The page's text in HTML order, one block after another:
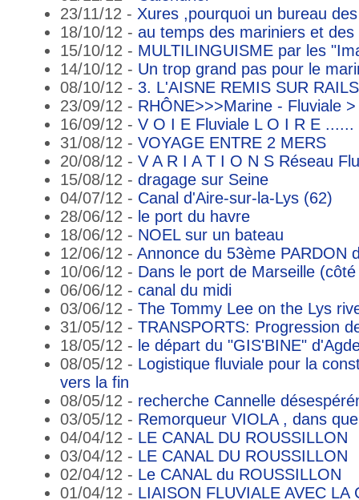
23/11/12 - Xures ,pourquoi un bureau
18/10/12 - au temps des mariniers et des
15/10/12 - MULTILINGUISME par les
14/10/12 - Un trop grand pas pour le
08/10/12 - 3. L'AISNE REMIS SUR
23/09/12 - RHÔNE>>>Marine - Fluviale
16/09/12 - V O I E Fluviale L O I R E ......
31/08/12 - VOYAGE ENTRE 2 MERS
20/08/12 - V A R I A T I O N S Réseau
15/08/12 - dragage sur Seine
04/07/12 - Canal d'Aire-sur-la-Lys (62)
28/06/12 - le port du havre
18/06/12 - NOEL sur un bateau
12/06/12 - Annonce du 53ème PARDON
10/06/12 - Dans le port de Marseille
06/06/12 - canal du midi
03/06/12 - The Tommy Lee on the Lys
31/05/12 - TRANSPORTS: Progression
18/05/12 - le départ du "GIS'BINE"
08/05/12 - Logistique fluviale pour la
vers la fin
08/05/12 - recherche Cannelle
03/05/12 - Remorqueur VIOLA , dans
04/04/12 - LE CANAL DU ROUSSILLON
03/04/12 - LE CANAL DU ROUSSILLON
02/04/12 - Le CANAL du ROUSSILLON
01/04/12 - LIAISON FLUVIALE AVEC LA